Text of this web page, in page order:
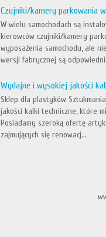
Czujniki/kamery parkowania
W wielu samochodach są
kierowców czujniki/kamery
wyposażenia samochodu, ale
wersji fabrycznej są
Wydajne i wysokiej jakości
Sklep dla plastyków
jakości kalki techniczne, które
Posiadamy szeroką ofertę
zajmujących się renowacj...